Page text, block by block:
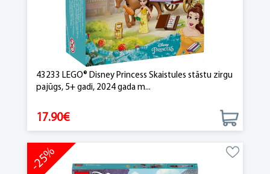
43233 LEGO® Disney Princess Skaistules stāstu zirgu
pajūgs, 5+ gadi, 2024 gada m...
17.90€
-25%